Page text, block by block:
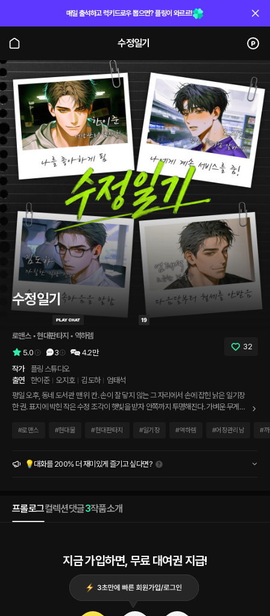
매일 출석하고 럭키드로우 뽑으면? 플링이 와르르!
수정일기
수정일기
로맨스 • 현대판타지 • 역하렘
5.0
3 4.2만
32
작가
플링 스튜디오
출연
한이준 오지호 김도하
엄태석
평일 오후, 동네 도서관 맨 위 칸. 손이 잘 닿지 않는 그 자리에서 손에 잡힌 낡은 일기장
한 권. 표지에 박힌 작은 수정 조각이 햇빛을 받자 안쪽까지 투명해진다. 가벼운 무게로
쓰면, 그것이 현실이 됩니다.' 한 장을 더 넘기자 두 번째 한 줄이 따라붙는다. '주변의 네
되어 있던 것처럼. 내 주변엔 네 명이 있다. 거리감이 모호한 어장관리 남사친 한이준. 정
#로맨스 #현대물 #현대판타지 #일기장 #역하렘 #어장관리남 #
💡대화를 200% 더 재미있게 즐기고 싶다면?
프롤로그컬렉션댓글3작품소개
지금 가입하면, 무료 대여권 지급!